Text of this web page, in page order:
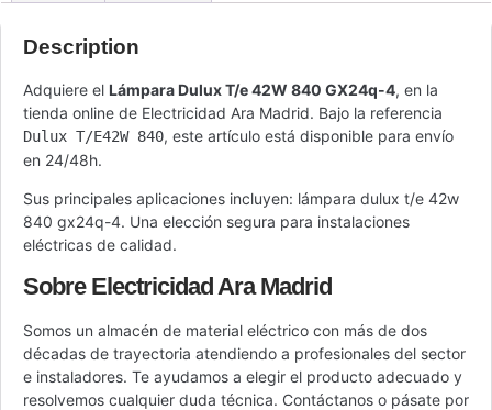
Description
Adquiere el Lámpara Dulux T/e 42W 840 GX24q-4, en la
tienda online de Electricidad Ara Madrid. Bajo la referencia
Dulux T/E42W 840, este artículo está disponible para envío
en 24/48h.
Sus principales aplicaciones incluyen: lámpara dulux t/e 42w
840 gx24q-4. Una elección segura para instalaciones
eléctricas de calidad.
Sobre Electricidad Ara Madrid
Somos un almacén de material eléctrico con más de dos
décadas de trayectoria atendiendo a profesionales del sector
e instaladores. Te ayudamos a elegir el producto adecuado y
resolvemos cualquier duda técnica. Contáctanos o pásate por